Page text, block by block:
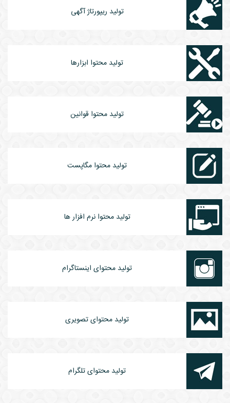
تولید ریپورتاژ آگهی
تولید محتوا ابزارها
تولید محتوا قوانین
تولید محتوا مگاپست
تولید محتوا نرم افزار ها
تولید محتوای اینستاگرام
تولید محتوای تصویری
تولید محتوای تلگرام